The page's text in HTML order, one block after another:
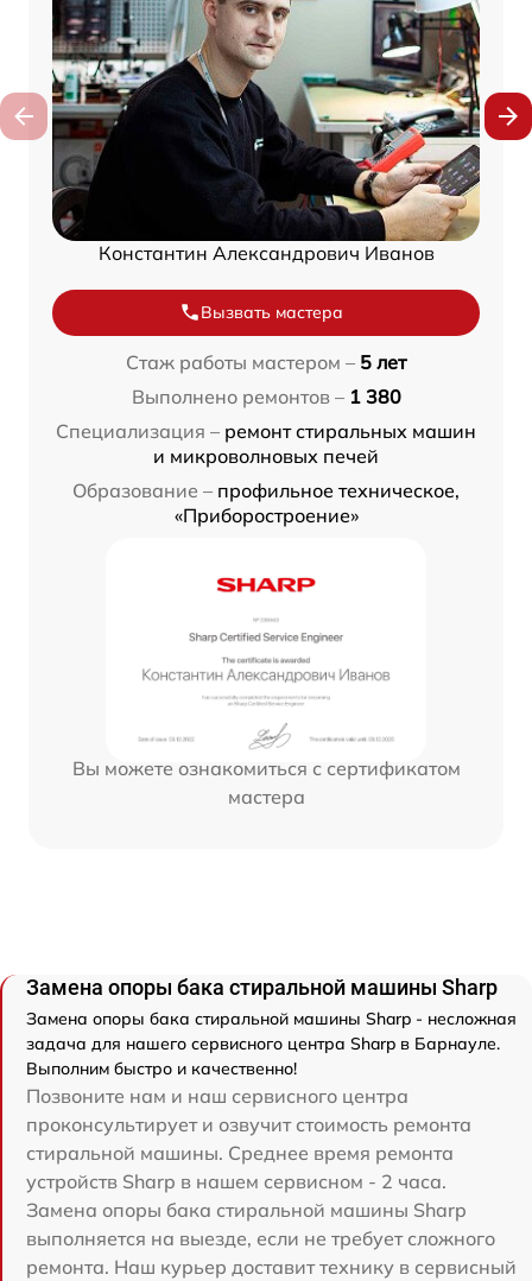
Константин Александрович Иванов
Вызвать мастера
Стаж работы мастером – 5 лет
Выполнено ремонтов – 1 380
Специализация – ремонт стиральных машин
и микроволновых печей
Образование – профильное техническое,
«Приборостроение»
Вы можете ознакомиться с сертификатом
мастера
Замена опоры бака стиральной машины Sharp
Замена опоры бака стиральной машины Sharp - несложная
задача для нашего сервисного центра Sharp в Барнауле.
Выполним быстро и качественно!
Позвоните нам и наш сервисного центра
проконсультирует и озвучит стоимость ремонта
стиральной машины. Среднее время ремонта
устройств Sharp в нашем сервисном - 2 часа.
Замена опоры бака стиральной машины Sharp
выполняется на выезде, если не требует сложного
ремонта. Наш курьер доставит технику в сервисный